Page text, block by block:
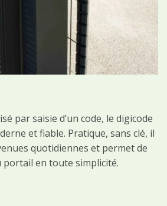
par saisie d’un code, le digicode
et fiable. Pratique, sans clé, il
quotidiennes et permet de
portail en toute simplicité.